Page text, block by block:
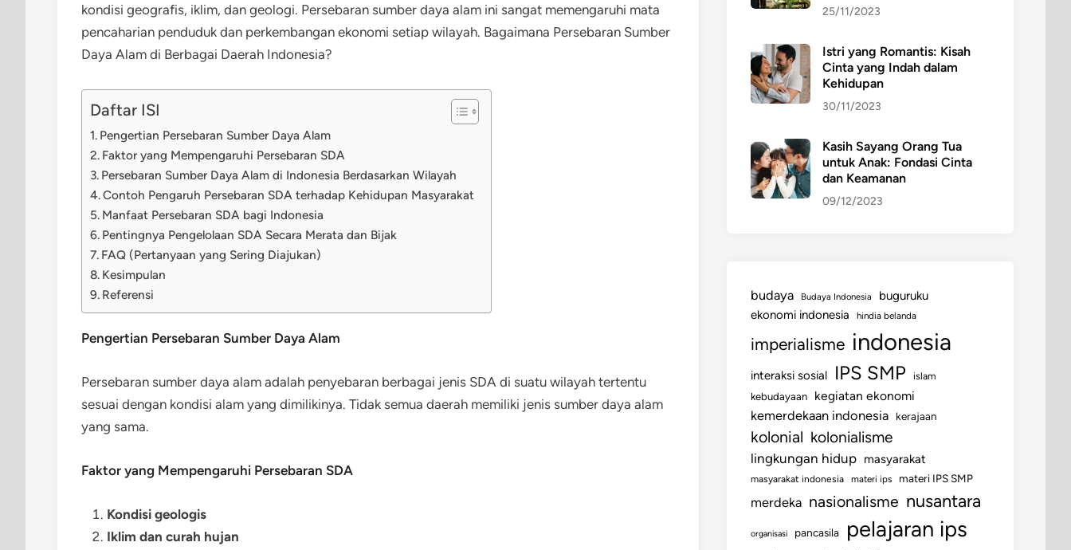
kondisi geografis, iklim, dan geologi. Persebaran sumber daya alam ini sangat memengaruhi mata
pencaharian penduduk dan perkembangan ekonomi setiap wilayah. Bagaimana Persebaran Sumber
Daya Alam di Berbagai Daerah Indonesia?
Daftar ISI
Pengertian Persebaran Sumber Daya Alam
Faktor yang Mempengaruhi Persebaran SDA
Persebaran Sumber Daya Alam di Indonesia Berdasarkan Wilayah
Contoh Pengaruh Persebaran SDA terhadap Kehidupan Masyarakat
Manfaat Persebaran SDA bagi Indonesia
Pentingnya Pengelolaan SDA Secara Merata dan Bijak
FAQ (Pertanyaan yang Sering Diajukan)
Kesimpulan
Referensi
Pengertian Persebaran Sumber Daya Alam
Persebaran sumber daya alam adalah penyebaran berbagai jenis SDA di suatu wilayah tertentu
sesuai dengan kondisi alam yang dimilikinya. Tidak semua daerah memiliki jenis sumber daya alam
yang sama.
Faktor yang Mempengaruhi Persebaran SDA
Kondisi geologis
Iklim dan curah hujan
25/11/2023
Istri yang Romantis: Kisah
Cinta yang Indah dalam
Kehidupan
30/11/2023
Kasih Sayang Orang Tua
untuk Anak: Fondasi Cinta
dan Keamanan
09/12/2023
budaya Budaya Indonesia
buguruku
ekonomi indonesia
hindia belanda
imperialisme indonesia
interaksi sosial IPS SMP
islam
kebudayaan
kegiatan ekonomi
kemerdekaan indonesia kerajaan
kolonial kolonialisme
lingkungan hidup masyarakat
masyarakat indonesia materi ips materi IPS SMP
merdeka nasionalisme nusantara
organisasi pancasila pelajaran ips